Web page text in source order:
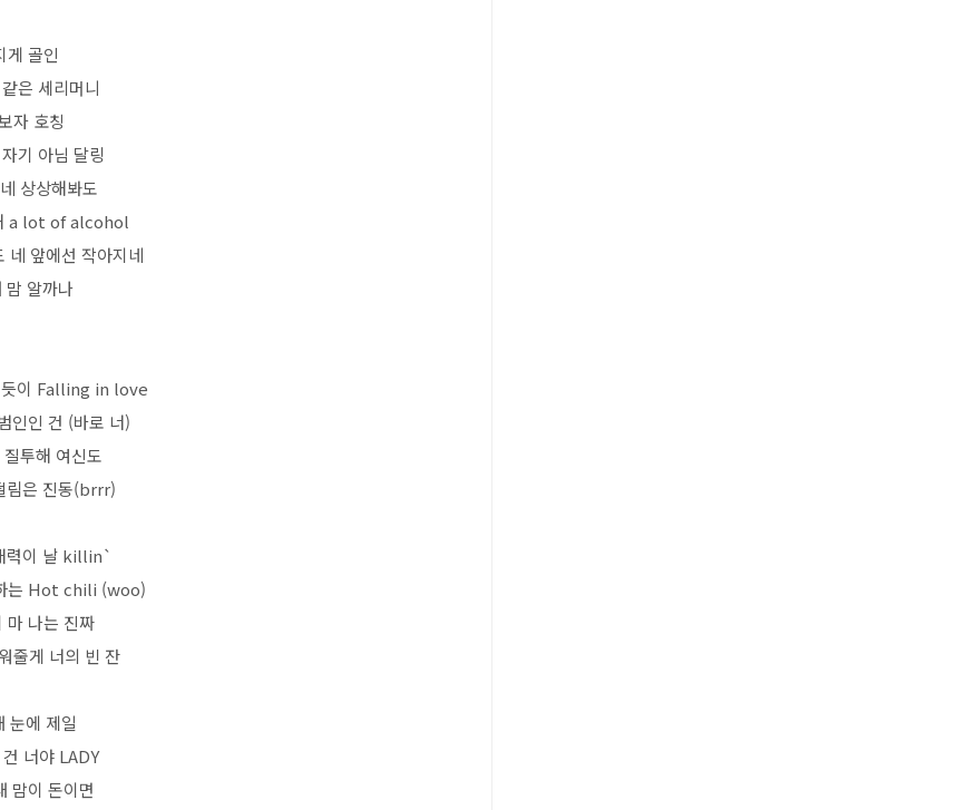
게 골인
은 세리머니
자 호칭
기 아님 달링
상상해봐도
a lot of alcohol
네 앞에선 작아지네
알까나
듯이 Falling in love
인인 건 (바로 너)
투해 여신도
림은 진동(brrr)
력이 날 killin`
는 Hot chili (woo)
마 나는 진짜
줄게 너의 빈 잔
눈에 제일
너야 LADY
맘이 돈이면